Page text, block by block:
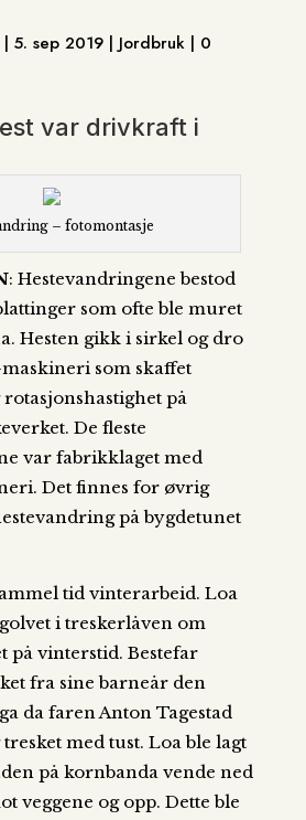
5. sep 2019 | Jordbruk | 0
var drivkraft i
– fotomontasje
: Hestevandringene bestod
som ofte ble muret
Hesten gikk i sirkel og dro
som skaffet
på
De fleste
var fabrikklaget med
Det finnes for øvrig
på bygdetunet
tid vinterarbeid. Loa
i treskerlåven om
på vinterstid. Bestefar
fra sine barneår den
da faren Anton Tagestad
med tust. Loa ble lagt
på kornbanda vende ned
veggene og opp. Dette ble